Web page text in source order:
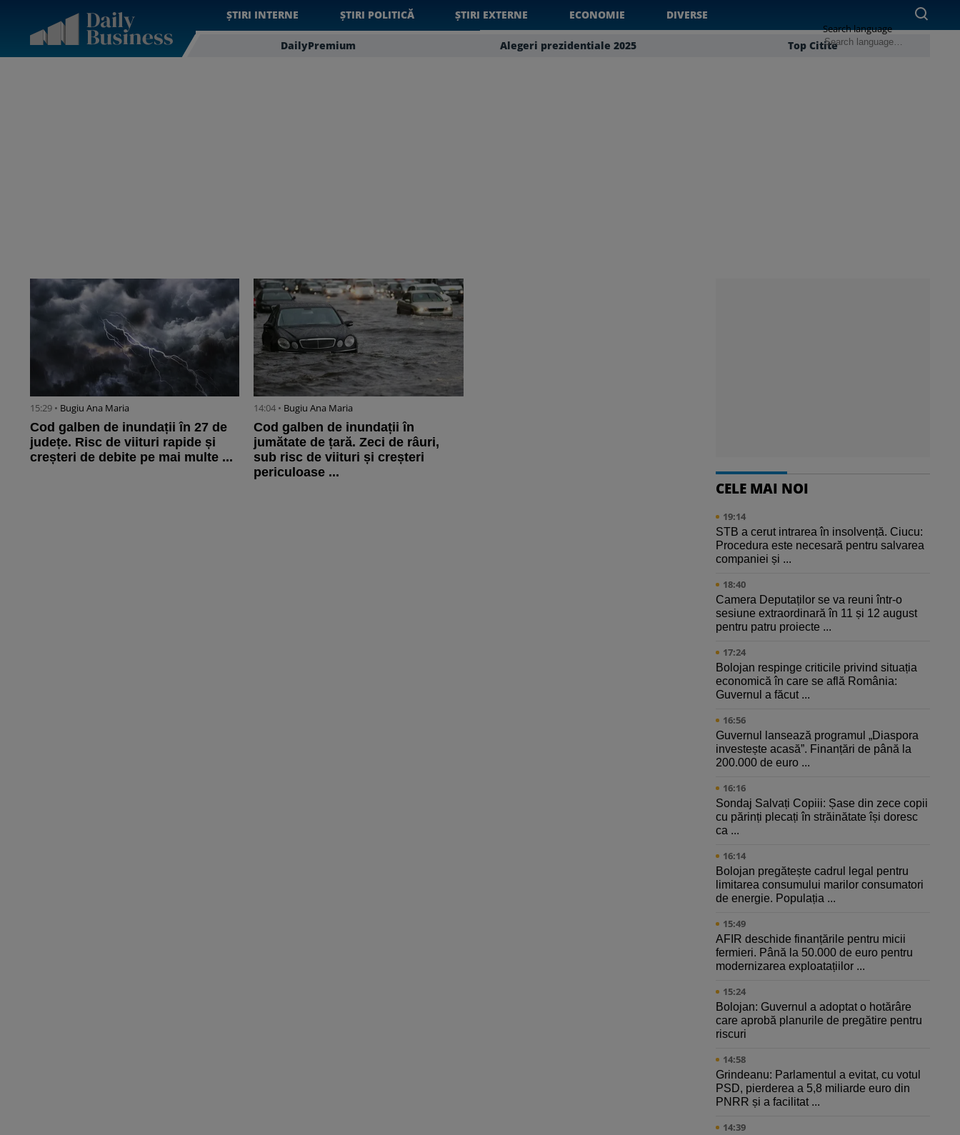
ȘTIRI INTERNE ȘTIRI POLITICĂ ȘTIRI EXTERNE ECONOMIE DIVERSE
DailyPremium Alegeri prezidentiale 2025 Top Citite
Search language
15:29 • Bugiu ⁠Ana Maria
Cod galben de inundații în 27 de
județe. Risc de viituri rapide și
creșteri de debite pe mai multe ...
14:04 • Bugiu ⁠Ana Maria
Cod galben de inundații în
jumătate de țară. Zeci de râuri,
sub risc de viituri și creșteri
periculoase ...
CELE MAI NOI
19:14
STB a cerut intrarea în insolvență. Ciucu:
Procedura este necesară pentru salvarea
companiei și ...
18:40
Camera Deputaților se va reuni într-o
sesiune extraordinară în 11 și 12 august
pentru patru proiecte ...
17:24
Bolojan respinge criticile privind situația
economică în care se află România:
Guvernul a făcut ...
16:56
Guvernul lansează programul „Diaspora
investește acasă”. Finanțări de până la
200.000 de euro ...
16:16
Sondaj Salvați Copiii: Șase din zece copii
cu părinți plecați în străinătate își doresc
ca ...
16:14
Bolojan pregătește cadrul legal pentru
limitarea consumului marilor consumatori
de energie. Populația ...
15:49
AFIR deschide finanțările pentru micii
fermieri. Până la 50.000 de euro pentru
modernizarea exploatațiilor ...
15:24
Bolojan: Guvernul a adoptat o hotărâre
care aprobă planurile de pregătire pentru
riscuri
14:58
Grindeanu: Parlamentul a evitat, cu votul
PSD, pierderea a 5,8 miliarde euro din
PNRR și a facilitat ...
14:39